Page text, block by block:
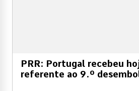
PRR: Portugal recebeu
referente ao 9.º